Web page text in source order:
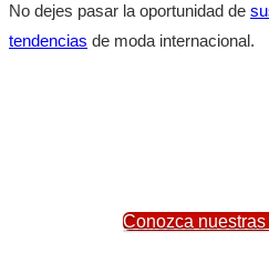
No dejes pasar la oportunidad de
tendencias de moda internacional.
Conozca